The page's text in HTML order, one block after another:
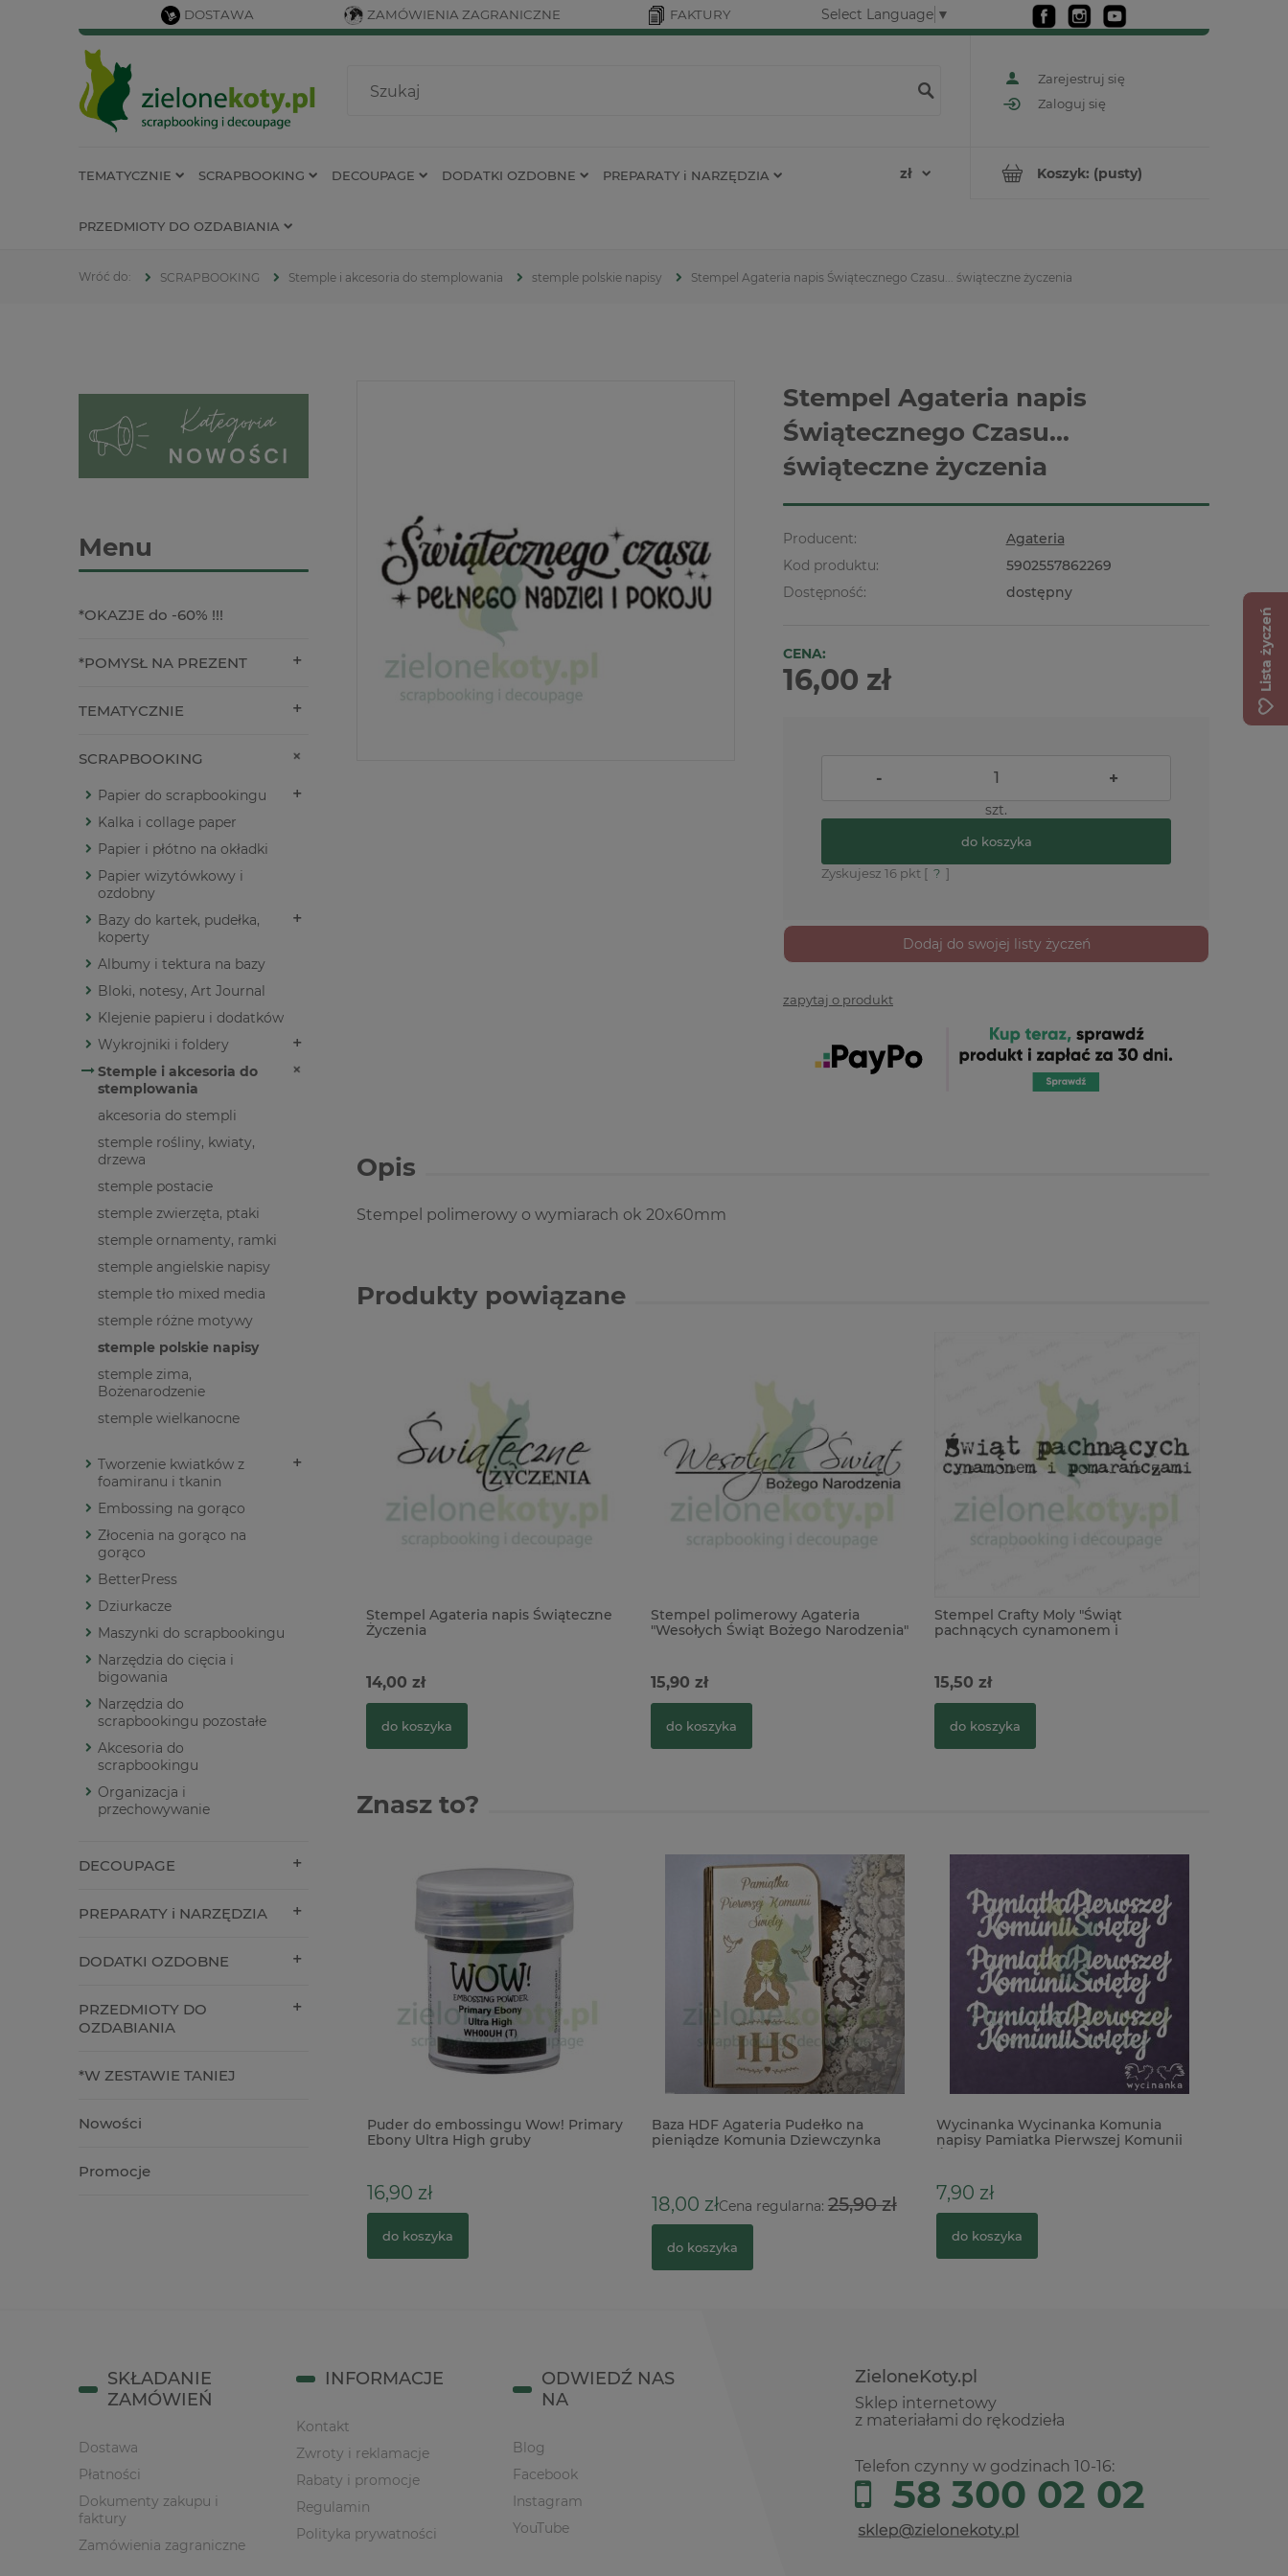
DOSTAWA ZAMÓWIENIA ZAGRANICZNE FAKTURY Select Language ▼
Zarejestruj się
Zaloguj się
Koszyk: (pusty)
TEMATYCZNIE SCRAPBOOKING DECOUPAGE DODATKI OZDOBNE PREPARATY i NARZĘDZIA
PRZEDMIOTY DO OZDABIANIA
SCRAPBOOKING Stemple i akcesoria do stemplowania stemple polskie napisy Stempel Agateria napis Świątecznego Czasu... świąteczne życzenia
Menu
*OKAZJE do -60% !!!
*POMYSŁ NA PREZENT
TEMATYCZNIE
SCRAPBOOKING
Papier do scrapbookingu
Kalka i collage paper
Papier i płótno na okładki
Papier wizytówkowy i
ozdobny
Bazy do kartek, pudełka,
koperty
Albumy i tektura na bazy
Bloki, notesy, Art Journal
Klejenie papieru i dodatków
Wykrojniki i foldery
Stemple i akcesoria do
stemplowania
akcesoria do stempli
stemple rośliny, kwiaty,
drzewa
stemple postacie
stemple zwierzęta, ptaki
stemple ornamenty, ramki
stemple angielskie napisy
stemple tło mixed media
stemple różne motywy
stemple polskie napisy
stemple zima,
Bożenarodzenie
stemple wielkanocne
Tworzenie kwiatków z
foamiranu i tkanin
Embossing na gorąco
Złocenia na gorąco na
gorąco
BetterPress
Dziurkacze
Maszynki do scrapbookingu
Narzędzia do cięcia i
bigowania
Narzędzia do
scrapbookingu pozostałe
Akcesoria do
scrapbookingu
Organizacja i
przechowywanie
DECOUPAGE
PREPARATY i NARZĘDZIA
DODATKI OZDOBNE
PRZEDMIOTY DO
OZDABIANIA
*W ZESTAWIE TANIEJ
Nowości
Promocje
Stempel Agateria napis
Świątecznego Czasu...
świąteczne życzenia
Producent:
Agateria
Kod produktu:
5902557862269
Dostępność:
dostępny
CENA:
16,00 zł
- +
szt.
do koszyka
Zyskujesz 16 pkt [ ? ]
Dodaj do swojej listy życzeń
zapytaj o produkt
Opis
Stempel polimerowy o wymiarach ok 20x60mm
Produkty powiązane
Stempel Agateria napis Świąteczne
Życzenia
14,00 zł
do koszyka
Stempel polimerowy Agateria
"Wesołych Świąt Bożego Narodzenia"
15,90 zł
do koszyka
Stempel Crafty Moly "Świąt
pachnących cynamonem i
15,50 zł
do koszyka
Znasz to?
Forma foremka silikonowa Mila
Puder do embossingu Wow! Primary
Ebony Ultra High gruby
16,90 zł
do koszyka
Baza HDF Agateria Pudełko na
pieniądze Komunia Dziewczynka
18,00 złCena regularna: 25,90 zł
do koszyka
Wycinanka Wycinanka Komunia
napisy Pamiatka Pierwszej Komunii
7,90 zł
do koszyka
ZieloneKoty.pl
Sklep internetowy
z materiałami do rękodzieła
Telefon czynny w godzinach 10-16:
58 300 02 02
SKŁADANIE
ZAMÓWIEŃ
Dostawa
Płatności
Dokumenty zakupu i
faktury
Zamówienia zagraniczne
INFORMACJE
Kontakt
Zwroty i reklamacje
Rabaty i promocje
Regulamin
Polityka prywatności
ODWIEDŹ NAS
NA
Blog
Facebook
Instagram
YouTube
Lista życzeń